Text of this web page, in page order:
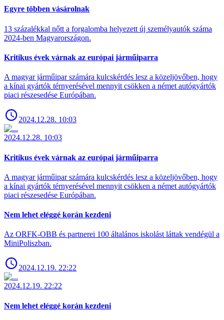
Egyre többen vásárolnak
13 százalékkal nőtt a forgalomba helyezett új személyautók száma
2024-ben Magyarországon.
Kritikus évek várnak az európai járműiparra
A magyar járműipar számára kulcskérdés lesz a közeljövőben, hogy
a kínai gyártók térnyerésével mennyit csökken a német autógyártók
piaci részesedése Európában.
2024.12.28. 10:03
2024.12.28. 10:03
Kritikus évek várnak az európai járműiparra
A magyar járműipar számára kulcskérdés lesz a közeljövőben, hogy
a kínai gyártók térnyerésével mennyit csökken a német autógyártók
piaci részesedése Európában.
Nem lehet eléggé korán kezdeni
Az ORFK-OBB és partnerei 100 általános iskolást láttak vendégül a
MiniPoliszban.
2024.12.19. 22:22
2024.12.19. 22:22
Nem lehet eléggé korán kezdeni